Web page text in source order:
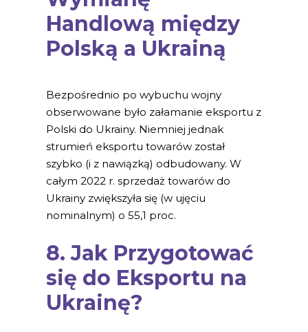
Handlową między
Polską a Ukrainą
Bezpośrednio po wybuchu wojny
obserwowane było załamanie eksportu z
Polski do Ukrainy. Niemniej jednak
strumień eksportu towarów został
szybko (i z nawiązką) odbudowany. W
całym 2022 r. sprzedaż towarów do
Ukrainy zwiększyła się (w ujęciu
nominalnym) o 55,1 proc.
8. Jak Przygotować
się do Eksportu na
Ukrainę?